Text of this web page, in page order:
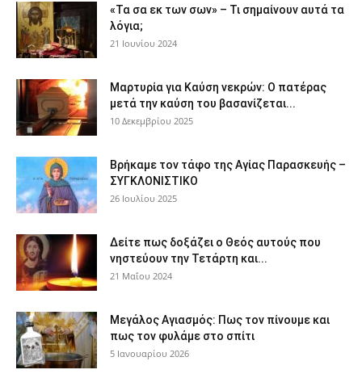
«Τα σα εκ των σων» – Τι σημαίνουν αυτά τα
λόγια;
21 Ιουνίου 2024
Μαρτυρία για Καύση νεκρών: Ο πατέρας
μετά την καύση του βασανίζεται...
10 Δεκεμβρίου 2025
Βρήκαμε τον τάφο της Αγίας Παρασκευής –
ΣΥΓΚΛΟΝΙΣΤΙΚΟ
26 Ιουλίου 2025
Δείτε πως δοξάζει ο Θεός αυτούς που
νηστεύουν την Τετάρτη και...
21 Μαΐου 2024
Μεγάλος Αγιασμός: Πως τον πίνουμε και
πως τον φυλάμε στο σπίτι
5 Ιανουαρίου 2026